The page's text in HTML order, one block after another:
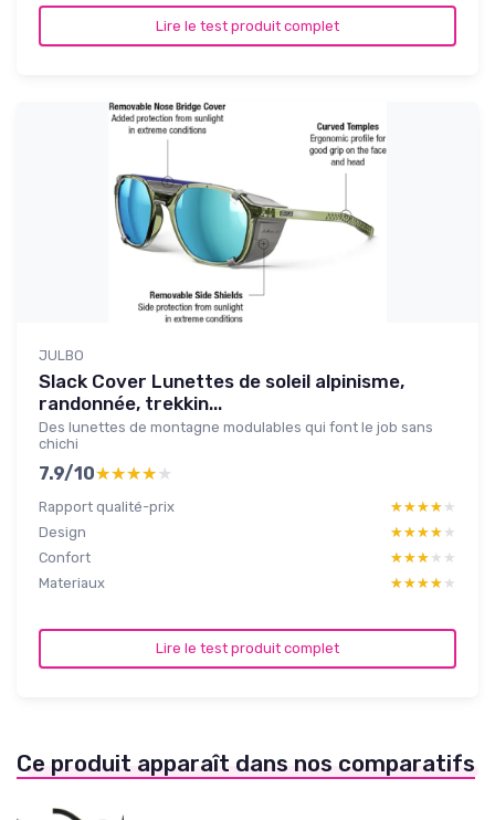
Lire le test produit complet
JULBO
Slack Cover Lunettes de soleil alpinisme,
randonnée, trekkin...
Des lunettes de montagne modulables qui font le job sans
chichi
7.9/10★★★★★
★★★★★
Rapport qualité-prix ★★★★★
★★★★★
Design
★★★★★
★★★★★
Confort
★★★★★
★★★★★
Materiaux
★★★★★
★★★★★
Lire le test produit complet
Ce produit apparaît dans nos comparatifs